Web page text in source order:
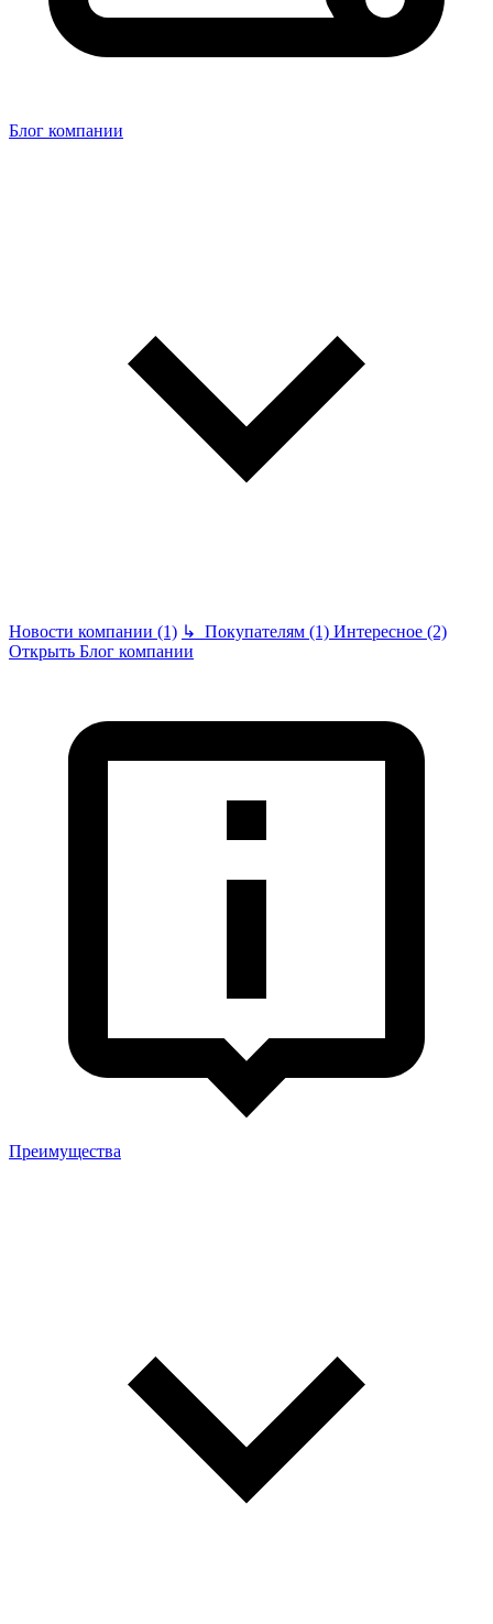
Блог компании
Новости компании (1) ↳ Покупателям (1) Интересное (2)
Открыть Блог компании
Преимущества